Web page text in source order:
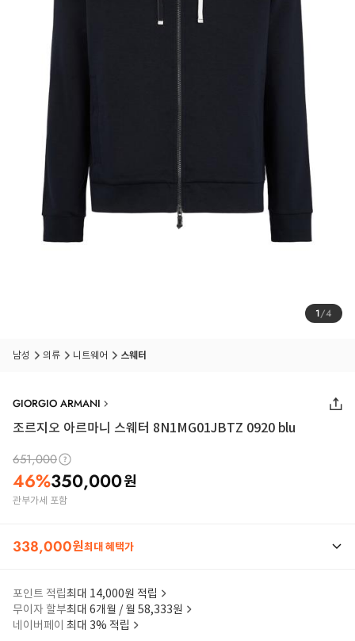
1/4
남성 의류 니트웨어 스웨터
GIORGIO ARMANI
조르지오 아르마니 스웨터 8N1MG01JBTZ 0920 blu
651,000
46%350,000원
관부가세 포함
338,000원최대 혜택가
포인트 적립최대 14,000원 적립
무이자 할부최대 6개월 / 월 58,333원
네이버페이 최대 3% 적립